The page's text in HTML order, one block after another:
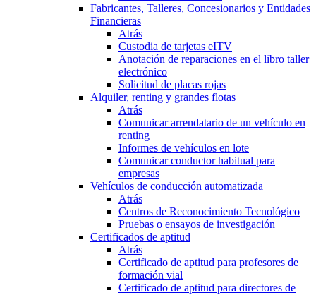
Fabricantes, Talleres, Concesionarios y Entidades
Financieras
Atrás
Custodia de tarjetas eITV
Anotación de reparaciones en el libro taller
electrónico
Solicitud de placas rojas
Alquiler, renting y grandes flotas
Atrás
Comunicar arrendatario de un vehículo en
renting
Informes de vehículos en lote
Comunicar conductor habitual para
empresas
Vehículos de conducción automatizada
Atrás
Centros de Reconocimiento Tecnológico
Pruebas o ensayos de investigación
Certificados de aptitud
Atrás
Certificado de aptitud para profesores de
formación vial
Certificado de aptitud para directores de